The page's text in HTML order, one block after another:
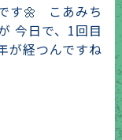
す🌼 こあみち
今日で、1回目
が経つんですね